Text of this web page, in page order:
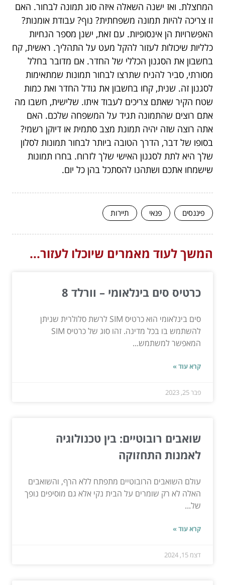
המחצלת. ואז ישנה השאלה איזה סוג תמונה לבחור. האם
זו צריכה להיות תמונה משפחתית? נוף? עבודת אומנות?
האפשרויות הן אינסופיות. עם זאת, ישנן מספר הנחיות
כלליות שיכולות לעזור להקל מעט על התהליך. ראשית, קח
בחשבון את הסגנון הכללי של החדר. אם מדובר בחלל
מסורתי, סביר להניח שתרצו לבחור תמונות שמתאימות
לסגנון זה. שנית, קחו בחשבון את גודל החדר ואת כמות
שטח הקיר שאתם צריכים לעבוד איתו. שלישית, חשבו מה
אתם רוצים שהתמונה תגיד על המשפחה שלכם. האם
אתה רוצה שזה יהיה תמונת מצב סתמית או דיוקן רשמי?
בסופו של דבר, הדרך הטובה ביותר לבחור תמונות לסלון
שלך היא לתת לסגנון האישי שלך לזרוח. בחרו תמונות
שישמחו אתכם ושתהנו להסתכל בהן כל יום.
פיננסים פנאי תיירות
המשך לעוד מאמרים שיוכלו לעזור...
כרטיס סים בינלאומי – וורלד 8
סים בינלאומי הוא כרטיס SIM לרשת סלולרית שניתן
להשתמש בו בכל מדינה. זהו סוג של כרטיס SIM
המאפשר למשתמש...
קרא עוד »
פבר 25, 2023
שואבים רובוטיים: בין טכנולוגיה
לאמנות התחזוקה
עולם השואבים הרובוטיים מתפתח ללא הרף, והשואבים
האלה לא רק שומרים על הבית נקי אלא גם מוסיפים נופך
של...
קרא עוד »
דצמ 15, 2024